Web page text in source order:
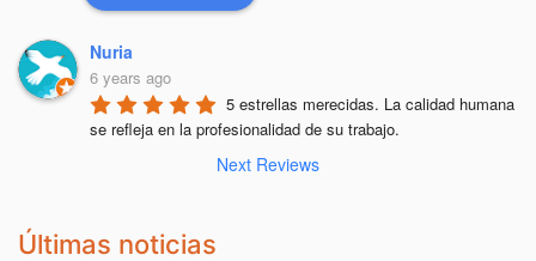
Nuria
6 years ago
5 estrellas merecidas. La calidad humana
se refleja en la profesionalidad de su trabajo.
Next Reviews
Últimas noticias